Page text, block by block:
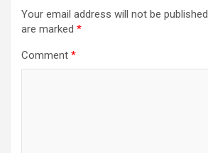
Your email address will not be
are marked *
Comment *